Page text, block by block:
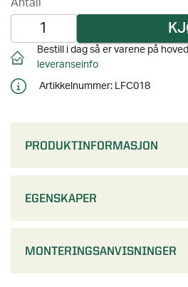
PRODUKTINFORMASJON
EGENSKAPER
MONTERINGSANVISNINGER